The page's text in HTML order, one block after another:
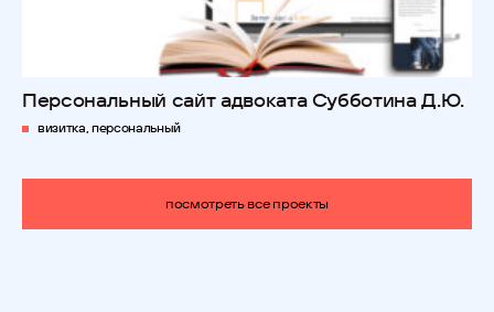
Персональный сайт адвоката Субботина Д.Ю.
визитка, персональный
посмотреть все проекты